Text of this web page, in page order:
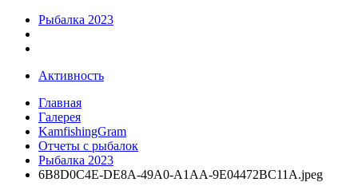
Рыбалка 2023
Активность
Главная
Галерея
KamfishingGram
Отчеты с рыбалок
Рыбалка 2023
6B8D0C4E-DE8A-49A0-A1AA-9E04472BC11A.jpeg